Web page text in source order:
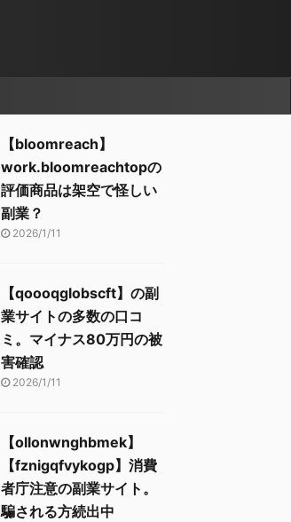
【bloomreach】
work.bloomreachtopの
評価商品は架空で怪しい
副業？
2026/1/11
【qoooqglobscft】の副
業サイトの多数の口コ
ミ。マイナス80万円の被
害確認
2026/1/11
【ollonwnghbmek】
【fznigqfvykogp】消費
者庁注意の副業サイト。
騙される方続出中